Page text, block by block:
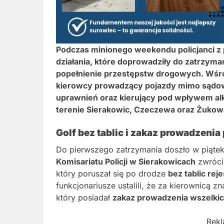
Podczas minionego weekendu policjanci
działania, które doprowadziły do
popełnienie przestępstw drogowych.
kierowcy prowadzący pojazdy mimo
uprawnień oraz kierujący pod wpływem
terenie Sierakowic, Czeczewa oraz
Golf bez tablic i zakaz
Do pierwszego zatrzymania doszło w
Komisariatu Policji w Sierakowicach
który poruszał się po drodze bez tablic
funkcjonariusze ustalili, że za kierownicą
który posiadał zakaz prowadzenia